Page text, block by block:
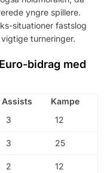
yngre spillere.
situationer fastslog
turneringer.
bidrag med
Assists
Kampe
3 12
3 25
2
12